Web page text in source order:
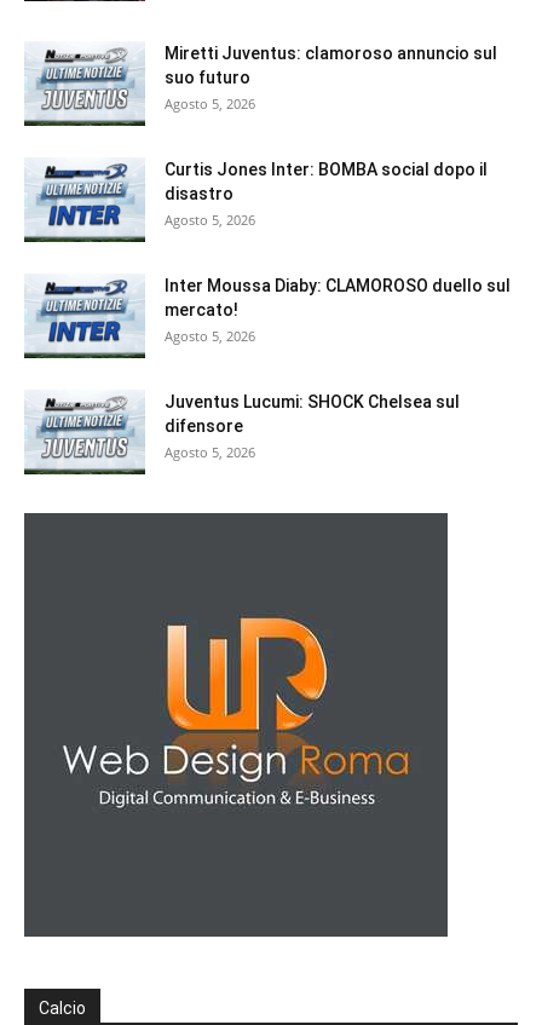
Miretti Juventus: clamoroso annuncio sul
suo futuro
Agosto 5, 2026
Curtis Jones Inter: BOMBA social dopo il
disastro
Agosto 5, 2026
Inter Moussa Diaby: CLAMOROSO duello sul
mercato!
Agosto 5, 2026
Juventus Lucumi: SHOCK Chelsea sul
difensore
Agosto 5, 2026
Calcio